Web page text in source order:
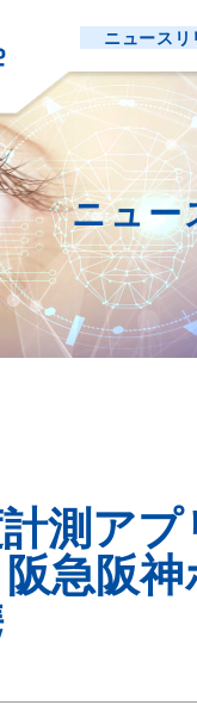
ニュースリ
ニュー
測ア
急阪